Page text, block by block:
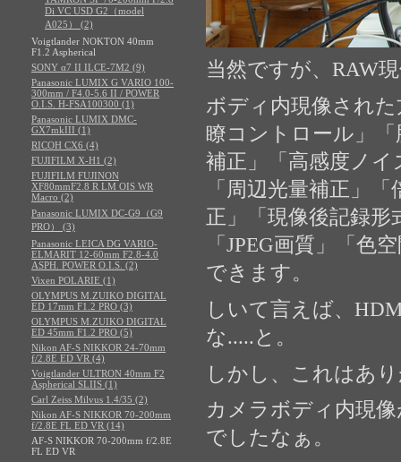
当然ですが、RAW
ボディ内現像され
瞭コントロール」
補正」「高感度ノ
「周辺光量補正」
正」「現像後記録形
「JPEG画質」「色
できます。
しいて言えば、
な.....と。
しかし、これはあ
カメラボディ内現
でしたなぁ。
Di VC USD G2（model
A025） (2)
Voigtlander NOKTON 40mm
F1.2 Aspherical
SONY α7 II ILCE-7M2 (9)
Panasonic LUMIX G VARIO 100-
300mm / F4.0-5.6 II / POWER
O.I.S. H-FSA100300 (1)
Panasonic LUMIX DMC-
GX7mkIII (1)
RICOH CX6 (4)
FUJIFILM X-H1 (2)
FUJIFILM FUJINON
XF80mmF2.8 R LM OIS WR
Macro (2)
Panasonic LUMIX DC-G9（G9
PRO） (3)
Panasonic LEICA DG VARIO-
ELMARIT 12-60mm F2.8-4.0
ASPH. POWER O.I.S. (2)
Vixen POLARIE (1)
OLYMPUS M.ZUIKO DIGITAL
ED 17mm F1.2 PRO (3)
OLYMPUS M.ZUIKO DIGITAL
ED 45mm F1.2 PRO (5)
Nikon AF-S NIKKOR 24-70mm
f/2.8E ED VR (4)
Voigtlander ULTRON 40mm F2
Aspherical SLIIS (1)
Carl Zeiss Milvus 1.4/35 (2)
Nikon AF-S NIKKOR 70-200mm
f/2.8E FL ED VR (14)
AF-S NIKKOR 70-200mm f/2.8E
FL ED VR